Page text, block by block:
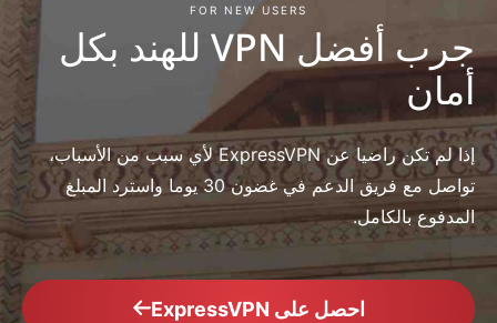
FOR NEW USERS
جرب أفضل VPN للهند بكل
أمان
إذا لم تكن راضيا عن ExpressVPN لأي سبب من الأسباب،
تواصل مع فريق الدعم في غضون 30 يوما واسترد المبلغ
المدفوع بالكامل.
احصل على ExpressVPN